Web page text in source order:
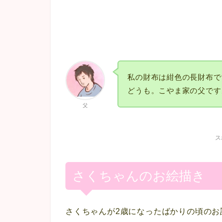
父
私の財布は紺色の長財布で
どうも。こやま家の父です
さくちゃんのお絵描き
さくちゃんが2歳になったばかりの頃のお